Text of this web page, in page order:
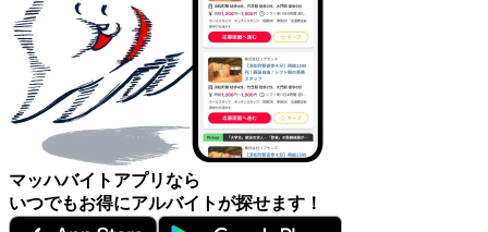
マッハバイトアプリなら
いつでもお得にアルバイトが探せます！